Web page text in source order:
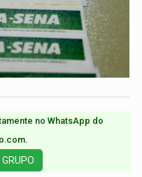
no WhatsApp do